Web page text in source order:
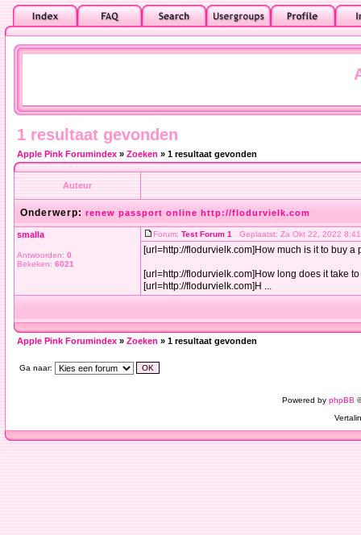
1 resultaat gevonden
Apple Pink Forumindex » Zoeken » 1 resultaat gevonden
Auteur
Onderwerp: renew passport online http://flodurvielk.com
smalla
Antwoorden: 0
Bekeken: 6021
Forum: Test Forum 1 Geplaatst: Za Okt 22, 2022
[url=http://flodurvielk.com]How much is it to buy
[url=http://flodurvielk.com]How long does it take
[url=http://flodurvielk.com]H ...
Apple Pink Forumindex » Zoeken » 1 resultaat gevonden
Ga naar:
Powered by phpBB